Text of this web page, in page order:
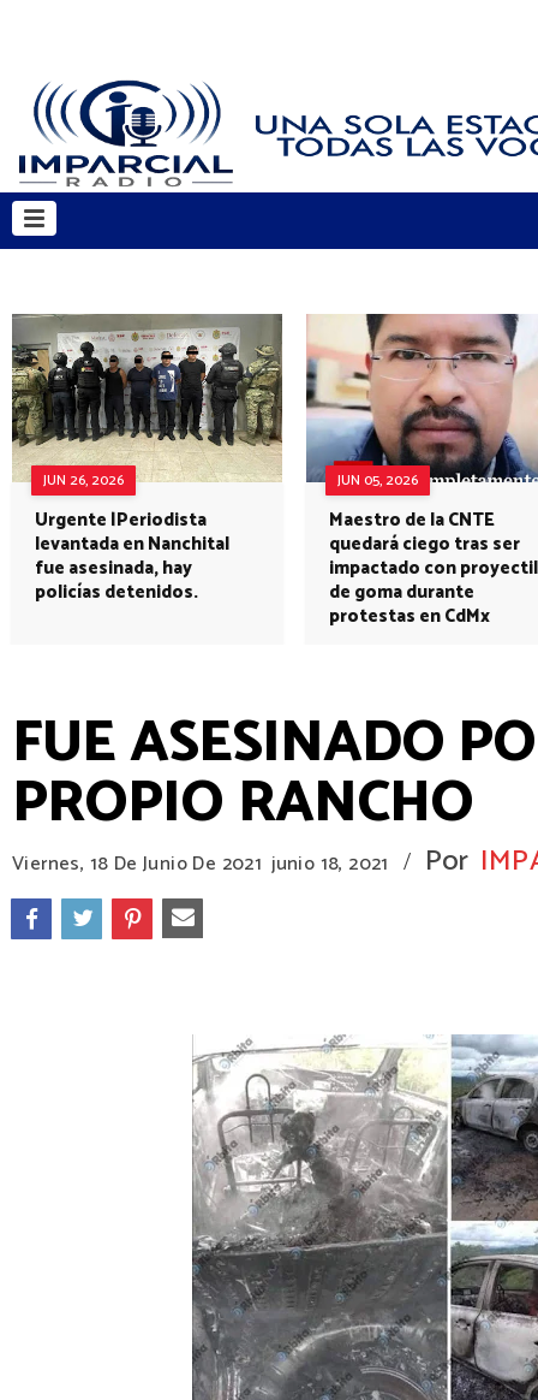
JUN 26, 2026
Urgente |Periodista
levantada en Nanchital
fue asesinada, hay
policías detenidos.
JUN 05, 2026
Maestro de la CNTE
quedará ciego tras ser
impactado con proyectil
de goma durante
protestas en CdMx
FUE ASESINADO
PROPIO RANCHO
Viernes, 18 De Junio De 2021 junio 18, 2021 / Por